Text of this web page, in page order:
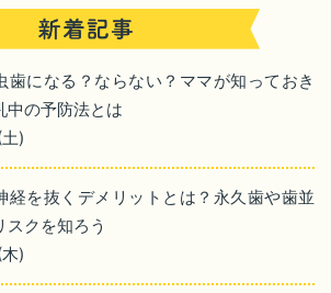
歯になる？ならない？ママが知っておき
中の予防法とは
)
経を抜くデメリットとは？永久歯や歯並
スクを知ろう
)